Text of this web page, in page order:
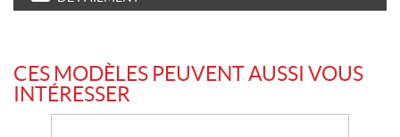
CES MODÈLES PEUVENT AUSSI VOUS
INTÉRESSER